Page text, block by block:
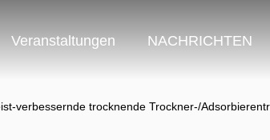
Veranstaltungen NACHRICHTEN
verbessernde trocknende Trockner-/